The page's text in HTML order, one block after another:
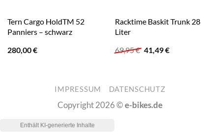
Tern Cargo HoldTM 52
Panniers – schwarz
280,00€
Racktime Baskit Trunk 28
Liter
69,95€ Ursprünglicher
41,49€Aktueller
IMPRESSUM DATENSCHUTZ
Copyright 2026 ©e-bikes.de